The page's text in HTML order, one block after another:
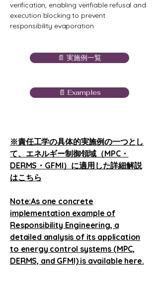
verification, enabling verifiable refusal and
execution blocking to prevent
responsibility evaporation.
📄 実施例一覧
📄 Examples
※責任工学の具体的実施例の一つとし
て、エネルギー制御領域（MPC・
DERMS・GFMI）に適用した詳細解説
はこちら
Note:As one concrete
implementation example of
Responsibility Engineering, a
detailed analysis of its application
to energy control systems (MPC,
DERMS, and GFMI) is available here.